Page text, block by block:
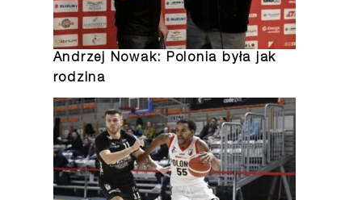
Andrzej Nowak: Polonia była jak
rodzina